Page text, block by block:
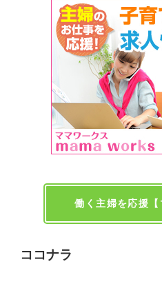
働く主婦を応援
ココナラ